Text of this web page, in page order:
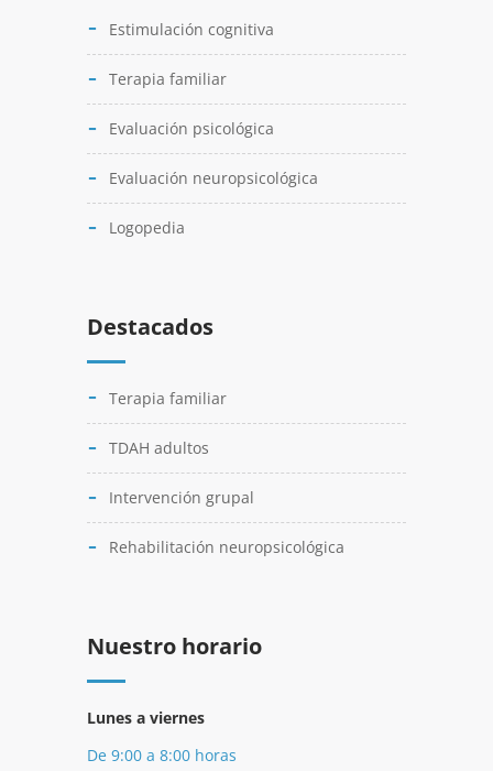
Estimulación cognitiva
Terapia familiar
Evaluación psicológica
Evaluación neuropsicológica
Logopedia
Destacados
Terapia familiar
TDAH adultos
Intervención grupal
Rehabilitación neuropsicológica
Nuestro horario
Lunes a viernes
De 9:00 a 8:00 horas